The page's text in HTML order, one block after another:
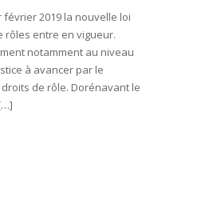
février 2019 la nouvelle loi
rôles entre en vigueur.
notamment au niveau
à avancer par le
de rôle. Dorénavant le